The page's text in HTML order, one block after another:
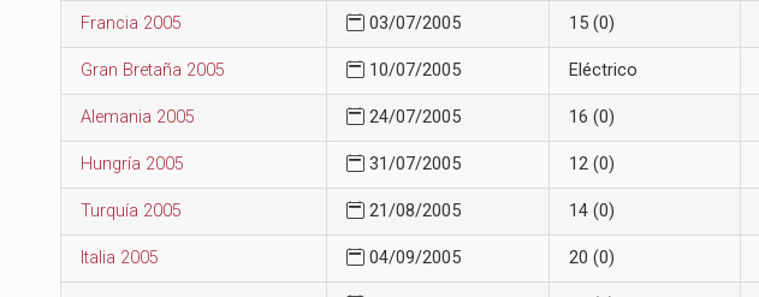
Francia 2005 03/07/2005 15 (0)
Gran Bretaña 2005 10/07/2005 Eléctrico
Alemania 2005 24/07/2005 16 (0)
Hungría 2005 31/07/2005 12 (0)
Turquía 2005 21/08/2005 14 (0)
Italia 2005 04/09/2005 20 (0)